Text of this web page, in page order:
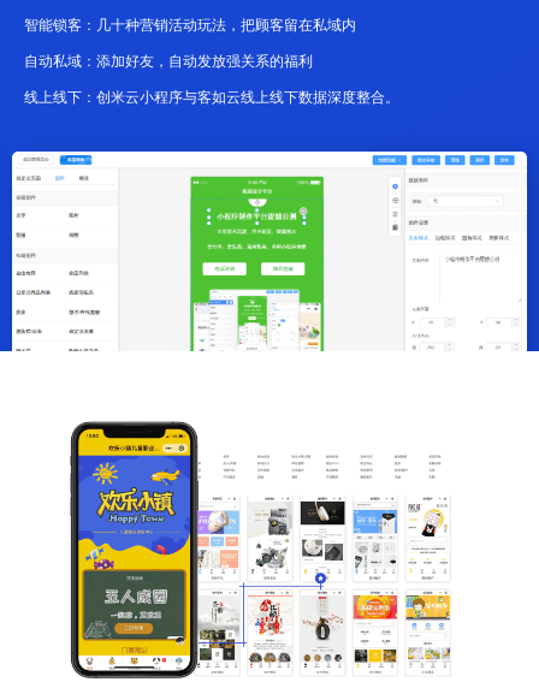
智能锁客：几十种营销活动玩法，把顾客留在私域内
自动私域：添加好友，自动发放强关系的福利
线上线下：创米云小程序与客如云线上线下数据深度整合。